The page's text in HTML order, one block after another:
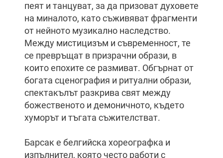
пеят и танцуват, за да призоват духовете
на миналото, като съживяват фрагменти
от нейното музикално наследство.
Между мистицизъм и съвременност, те
се превръщат в призрачни образи, в
които епохите се размиват. Обгърнат от
богата сценография и ритуални образи,
спектакълът разкрива свят между
божественото и демоничното, където
хуморът и тъгата съжителстват.
Барсак е белгийска хореографка и
изпълнител, която често работи с